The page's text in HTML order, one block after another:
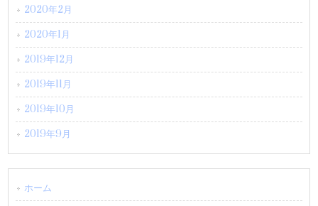
2020年2月
2020年1月
2019年12月
2019年11月
2019年10月
2019年9月
ホーム